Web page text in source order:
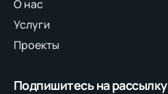
О нас
Услуги
Проекты
Подпишитесь на рассылку